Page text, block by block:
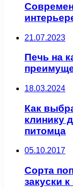
21.07.2023
Печь на
18.03.2024
Как
клинику
питомца
05.10.2017
Сорта
закуски